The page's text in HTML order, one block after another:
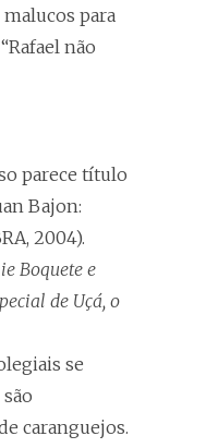
para
não
parece título
Bajon:
2004).
Boquete e
de Uçá, o
se
caranguejos.